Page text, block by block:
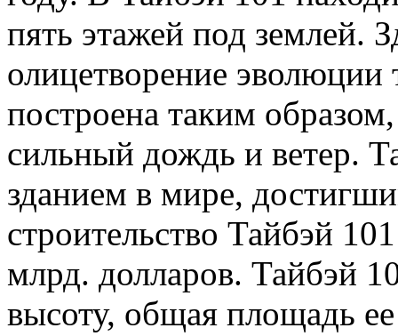
пять этажей под землей.
олицетворение
построена таким
сильный дождь и ветер.
зданием в мире,
строительство Тайбэй
млрд. долларов. Тайбэй
высоту, общая площадь